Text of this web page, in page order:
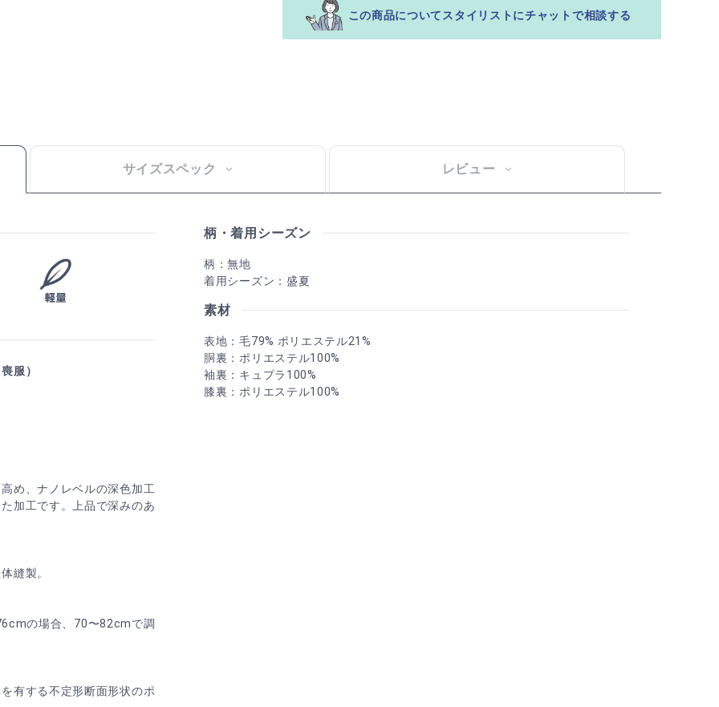
この商品についてスタイリストにチャットで相談する
サイズスペック レビュー
服）
め、ナノレベルの深色加工
加工です。上品で深みのあ
縫製。
の場合、70〜82cmで調
有する不定形断面形状のポ
柄・着用シーズン
柄：無地
着用シーズン：盛夏
素材
表地：毛79% ポリエステル21%
胴裏：ポリエステル100%
袖裏：キュプラ100%
膝裏：ポリエステル100%